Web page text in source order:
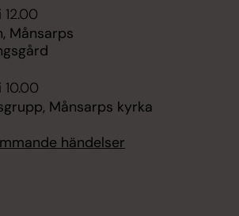
12.00
Månsarps
10.00
Månsarps kyrka
händelser